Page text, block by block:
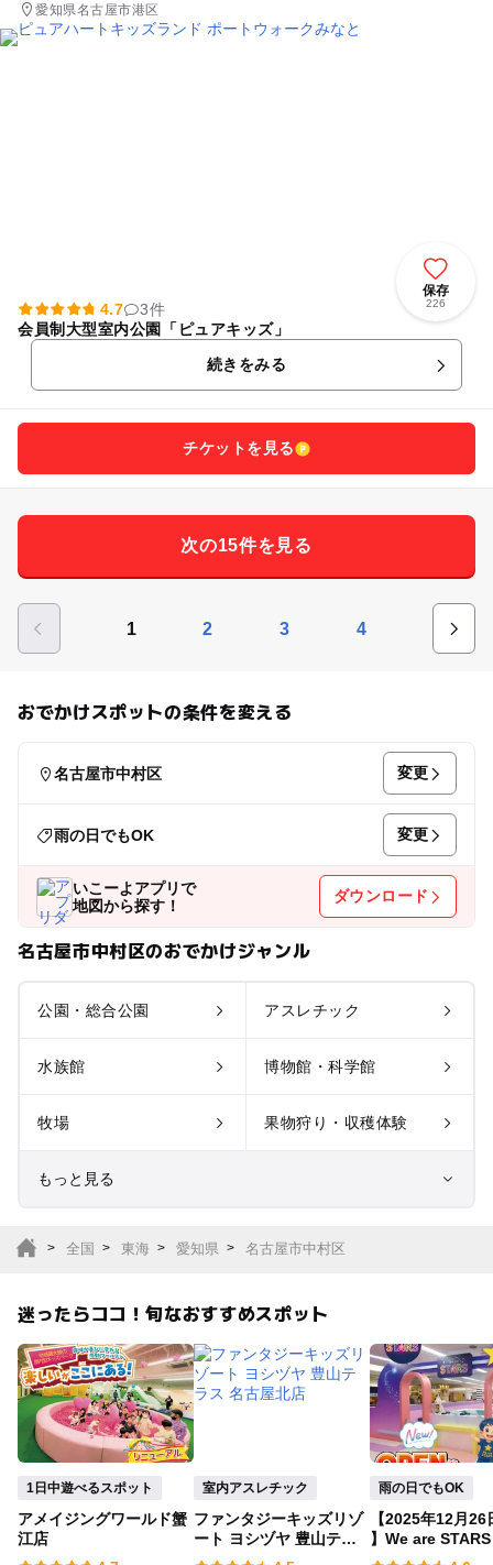
愛知県名古屋市港区
保存
226
4.7
3件
会員制大型室内公園「ピュアキッズ」
続きをみる
チケットを見る
次の15件を見る
1 2 3 4
おでかけスポットの条件を変える
名古屋市中村区 変更
雨の日でもOK 変更
いこーよアプリで
地図から探す！
ダウンロード
名古屋市中村区のおでかけジャンル
公園・総合公園 アスレチック
水族館 博物館・科学館
牧場 果物狩り・収穫体験
もっと見る
サファリパーク
植物園・フラワーパー
ク
キャンプ場
釣り 自然景観
いちご狩り 農業体験
全国 東海 愛知県 名古屋市中村区
迷ったらココ！旬なおすすめスポット
1日中遊べるスポット
アメイジングワールド蟹
江店
室内アスレチック
ファンタジーキッズリゾ
ート ヨシヅヤ 豊山テラ
ス 名古屋北店
雨の日でもOK
【2025年12月26
】We are
ャオ店